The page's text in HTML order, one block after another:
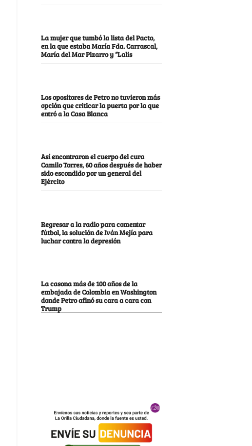
La mujer que tumbó la lista del Pacto,
en la que estaba María Fda. Carrascal,
María del Mar Pizarro y “Lalis
Los opositores de Petro no tuvieron más
opción que criticar la puerta por la que
entró a la Casa Blanca
Así encontraron el cuerpo del cura
Camilo Torres, 60 años después de haber
sido escondido por un general del
Ejército
Regresar a la radio para comentar
fútbol, la solución de Iván Mejía para
luchar contra la depresión
La casona más de 100 años de la
embajada de Colombia en Washington
donde Petro afinó su cara a cara con
Trump